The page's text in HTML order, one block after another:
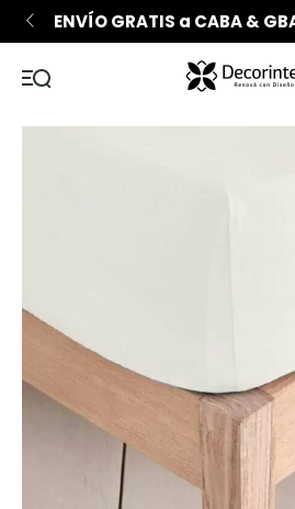
ENVÍO GRATIS a CABA &